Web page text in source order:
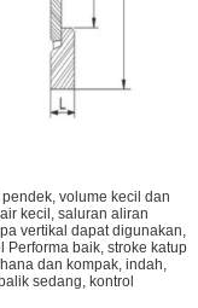
volume kecil dan
kecil, saluran aliran
vertikal dapat digunakan,
Performa baik, stroke katup
dan kompak, indah,
sedang, kontrol